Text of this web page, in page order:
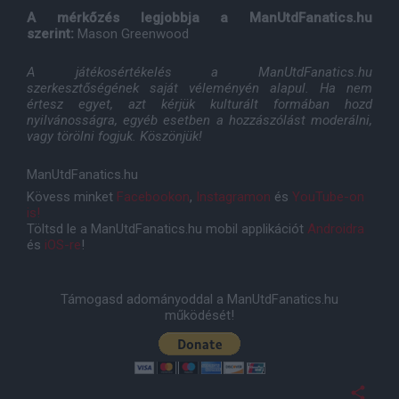
A mérkőzés legjobbja a ManUtdFanatics.hu
szerint: Mason Greenwood
A játékosértékelés a ManUtdFanatics.hu
szerkesztőségének saját véleményén alapul. Ha nem
értesz egyet, azt kérjük kulturált formában hozd
nyilvánosságra, egyéb esetben a hozzászólást moderálni,
vagy törölni fogjuk. Köszönjük!
ManUtdFanatics.hu
Kövess minket Facebookon, Instagramon és YouTube-on
is!
Töltsd le a ManUtdFanatics.hu mobil applikációt Androidra
és iOS-re!
Támogasd adományoddal a ManUtdFanatics.hu
működését!